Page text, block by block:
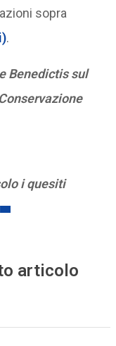
sopra
.
Benedictis sul
i quesiti
articolo